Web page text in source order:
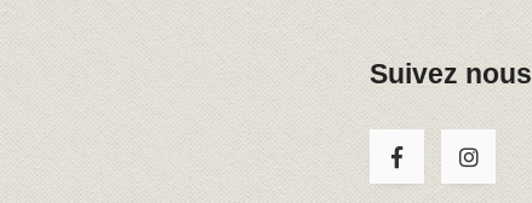
Suivez nous